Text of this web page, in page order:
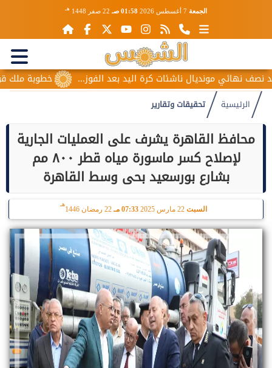
الجمعة 01:58 صـ 22 صفر 1448 هـ
خطوبة ملك قورة مونديال ناشئات كرة اليد بعد الفوز...
الرئيسية تحقيقات وتقارير
محافظ القاهرة يشرف على العمليات الجارية
لإصلاح كسر ماسورة مياه قطر ٨٠٠ مم
بشارع بورسعيد بحى وسط القاهرة
السبت 07:33 مـ 22 رمضان 1446
هـ